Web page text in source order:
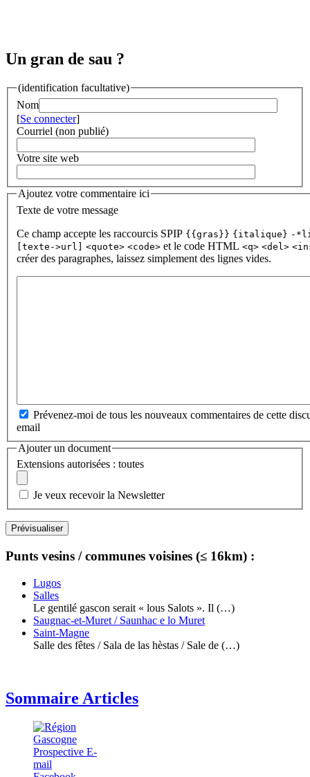
Un gran de sau ?
(identification facultative)
Nom
[Se connecter]
Courriel (non publié)
Votre site web
Ajoutez votre commentaire ici
Texte de votre message
Ce champ accepte les raccourcis SPIP {{gras}} {italique} -
[texte->url] <quote> <code> et le code HTML <q> <del>
créer des paragraphes, laissez simplement des lignes vides.
Prévenez-moi de tous les nouveaux commentaires de cette
email
Ajouter un document
Extensions autorisées : toutes
Je veux recevoir la Newsletter
Punts vesins / communes voisines (≤ 16km) :
Lugos
Salles
Le gentilé gascon serait « lous Salots ». Il (…)
Saugnac-et-Muret / Saunhac e lo Muret
Saint-Magne
Salle des fêtes / Sala de las hèstas / Sale de (…)
Sommaire Articles